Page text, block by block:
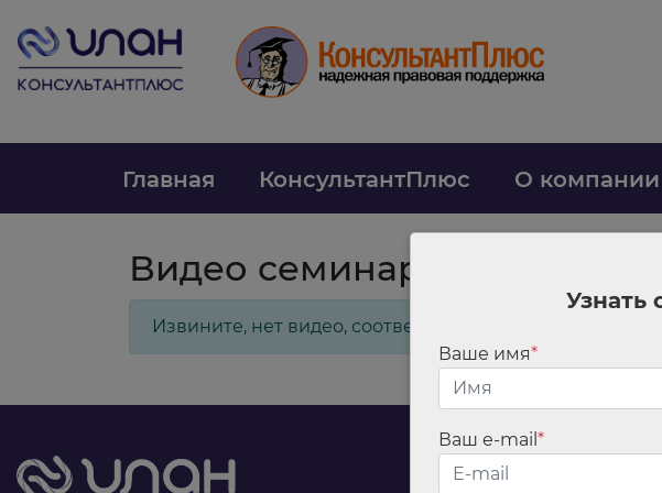
Главная КонсультантПлюс О компании
Видео семинаров
Извините, нет видео, соответствующих заданным
Узнать
Ваше имя*
Ваш e-mail *